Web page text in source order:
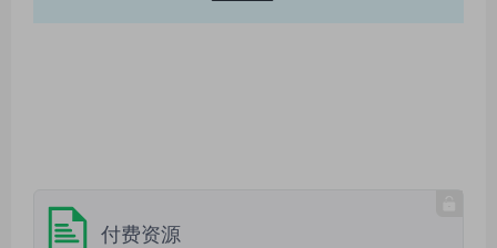
付费资源